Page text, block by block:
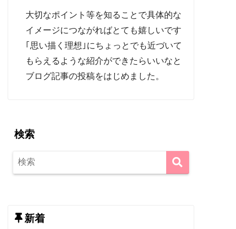
大切なポイント等を知ることで具体的な
イメージにつながればとても嬉しいです
｢思い描く理想｣にちょっとでも近づいて
もらえるような紹介ができたらいいなと
ブログ記事の投稿をはじめました。
検索
新着